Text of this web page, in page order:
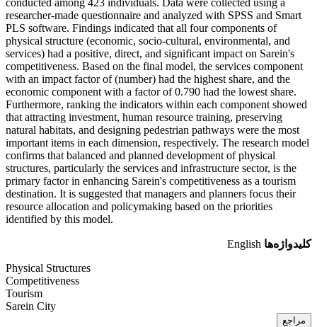
conducted among 423 individuals. Data were collected using a
researcher-made questionnaire and analyzed with SPSS and Smart
PLS software. Findings indicated that all four components of
physical structure (economic, socio-cultural, environmental, and
services) had a positive, direct, and significant impact on Sarein's
competitiveness. Based on the final model, the services component
with an impact factor of (number) had the highest share, and the
economic component with a factor of 0.790 had the lowest share.
Furthermore, ranking the indicators within each component showed
that attracting investment, human resource training, preserving
natural habitats, and designing pedestrian pathways were the most
important items in each dimension, respectively. The research model
confirms that balanced and planned development of physical
structures, particularly the services and infrastructure sector, is the
primary factor in enhancing Sarein's competitiveness as a tourism
destination. It is suggested that managers and planners focus their
resource allocation and policymaking based on the priorities
identified by this model.
کلیدواژه‌ها English
Physical Structures
Competitiveness
Tourism
Sarein City
مراجع